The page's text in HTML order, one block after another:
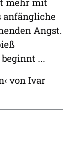
anfängliche
Angst.
...
von Ivar